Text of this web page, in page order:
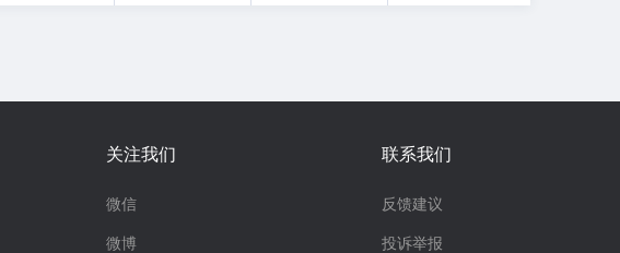
关注我们
微信
微博
联系我们
反馈建议
投诉举报